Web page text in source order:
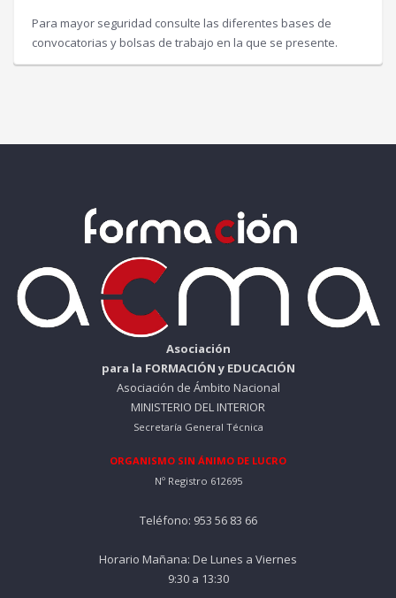
Para mayor seguridad consulte las diferentes bases de
convocatorias y bolsas de trabajo en la que se presente.
Asociación
para la FORMACIÓN y EDUCACIÓN
Asociación de Ámbito Nacional
MINISTERIO DEL INTERIOR
Secretaría General Técnica
ORGANISMO SIN ÁNIMO DE LUCRO
Nº Registro 612695
Teléfono: 953 56 83 66
Horario Mañana: De Lunes a Viernes
9:30 a 13:30